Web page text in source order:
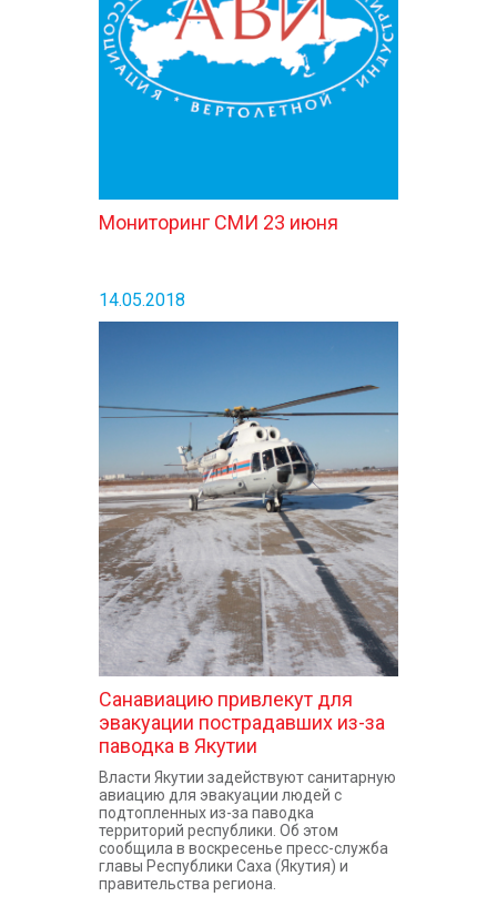
КОНТАКТЫ
Мониторинг СМИ 23 июня
14.05.2018
Санавиацию привлекут для
эвакуации пострадавших из-за
паводка в Якутии
Власти Якутии задействуют санитарную
авиацию для эвакуации людей с
подтопленных из-за паводка
территорий республики. Об этом
сообщила в воскресенье пресс-служба
главы Республики Саха (Якутия) и
правительства региона.